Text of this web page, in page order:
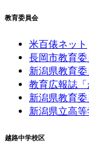
教育委員会
米百俵ネット
長岡市教育委
新潟県教育
教育広報誌「
新潟県教育
新潟県立高等
越路中学校区